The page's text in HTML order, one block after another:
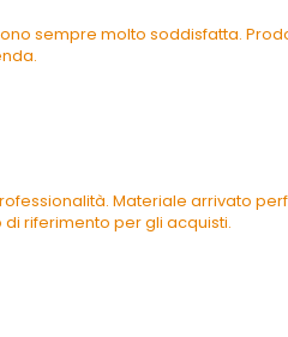
sempre molto soddisfatta.
Materiale arrivato
riferimento per gli acquisti.